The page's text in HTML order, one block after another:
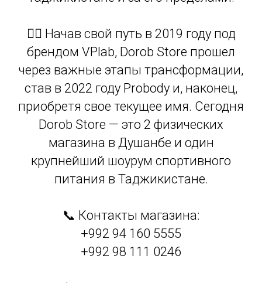
🏋️‍♂️ Начав свой путь в 2019 году под
брендом VPlab, Dorob Store прошел
через важные этапы трансформации,
став в 2022 году Probody и, наконец,
приобретя свое текущее имя. Сегодня
Dorob Store — это 2 физических
магазина в Душанбе и один
крупнейший шоурум спортивного
питания в Таджикистане.
📞 Контакты магазина:
+992 94 160 5555
+992 98 111 0246